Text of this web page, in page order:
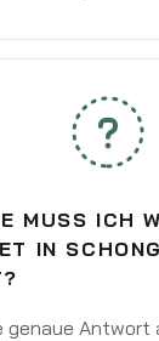
MUSS ICH
IN
genaue Antwort